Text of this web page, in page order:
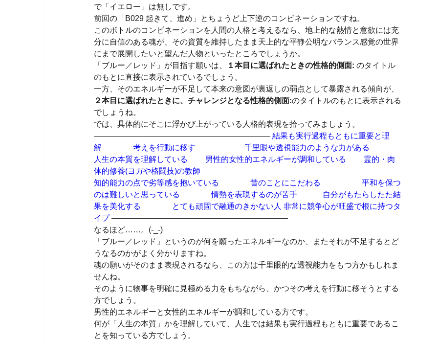
で「イエロー」は無しです。
前回の「B029 起きて、進め」とちょうど上下逆のコンビネーションですね。
このボトルのコンビネーションを人間の人格と考えるなら、地上的な熱情と意欲には充
分に自信のある魂が、その資質を維持したまま天上的な平静公明なバランス感覚の世界
にまで展開したいと望んだ人物といったところでしょうか。
「ブルー／レッド」が目指す願いは、
１本目に選ばれたときの性格的側面: のタイトル
のもとに直接に表示されているでしょう。
一方、そのエネルギーが不足して本来の意図が裏返しの弱点として暴露される傾向が、
２本目に選ばれたときに、チャレンジとなる性格的側面:のタイトルのもとに表示される
でしょうね。
では、具体的にそこに浮かび上がっている人格的表現を拾ってみましょう。
——————————————————————– 結果も実行過程もともに重要と理
解 考えを行動に移す 千里眼や透視能力のような力がある
人生の本質を理解している 男性的女性的エネルギーが調和している 霊的・肉
体的修養(ヨガや格闘技)の教師
知的能力の点で劣等感を抱いている 昔のことにこだわる 平和を保つ
のは難しいと思っている 情熱を表現するのが苦手 自分がもたらしたた結
果を美化する とても頑固で融通のきかない人 非常に競争心が旺盛で根に持つタ
イプ——————————————————————–
なるほど……。(-_-)
「ブルー／レッド」というのが何を願ったエネルギーなのか、またそれが不足するとど
うなるのかがよく分かりますね。
魂の願いがそのまま表現されるなら、この方は千里眼的な透視能力をもつ方かもしれま
せんね。
そのように物事を明確に見極める力をもちながら、かつその考えを行動に移そうとする
方でしょう。
男性的エネルギーと女性的エネルギーが調和している方です。
何が「人生の本質」かを理解していて、人生では結果も実行過程もともに重要であるこ
とを知っている方でしょう。